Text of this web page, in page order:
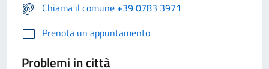
Chiama il comune +39 0783 3971
Prenota un appuntamento
Problemi in città